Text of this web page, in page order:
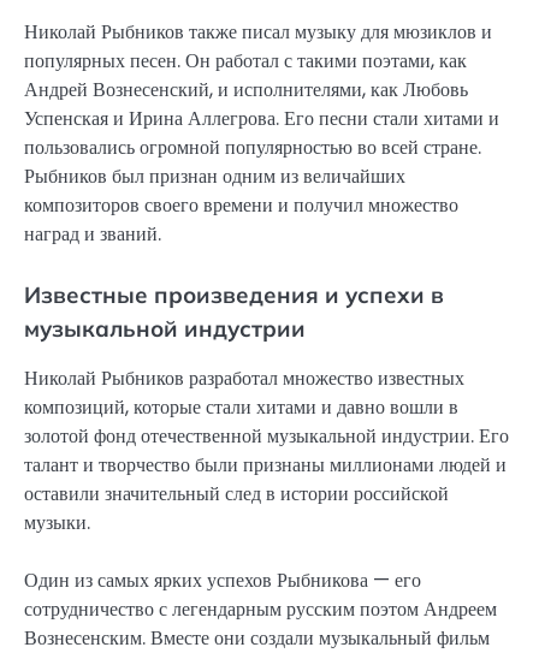
Николай Рыбников также писал музыку для мюзиклов и
популярных песен. Он работал с такими поэтами, как
Андрей Вознесенский, и исполнителями, как Любовь
Успенская и Ирина Аллегрова. Его песни стали хитами и
пользовались огромной популярностью во всей стране.
Рыбников был признан одним из величайших
композиторов своего времени и получил множество
наград и званий.
Известные произведения и успехи в
музыкальной индустрии
Николай Рыбников разработал множество известных
композиций, которые стали хитами и давно вошли в
золотой фонд отечественной музыкальной индустрии. Его
талант и творчество были признаны миллионами людей и
оставили значительный след в истории российской
музыки.
Один из самых ярких успехов Рыбникова — его
сотрудничество с легендарным русским поэтом Андреем
Вознесенским. Вместе они создали музыкальный фильм